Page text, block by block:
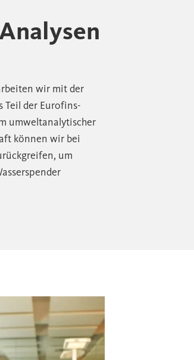
wir mit der
Teil der Eurofins-
umweltanalytischer
können wir bei
um